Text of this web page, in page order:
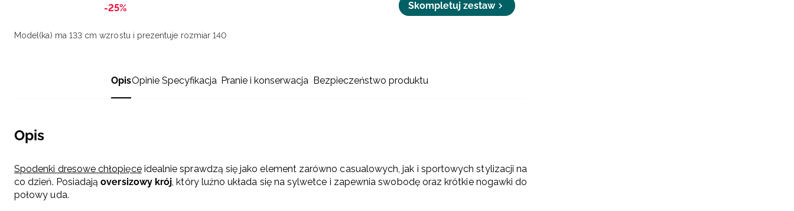
-25% Skompletuj zestaw
Model(ka) ma 133 cm wzrostu i prezentuje rozmiar 140
OpisOpinie Specyfikacja Pranie i konserwacja Bezpieczeństwo produktu
Opis
Spodenki dresowe chłopięceidealnie sprawdzą się jako element zarówno casualowych, jak i sportowych stylizacji na
co dzień. Posiadająoversizowy krój, który luźno układa się na sylwetce i zapewnia swobodę oraz krótkie nogawki do
połowy uda.